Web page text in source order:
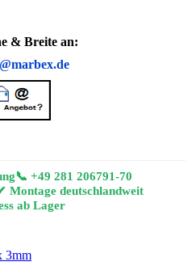
& Breite an:
📞 +49 281 206791-70
Montage deutschlandweit
ab Lager
3mm